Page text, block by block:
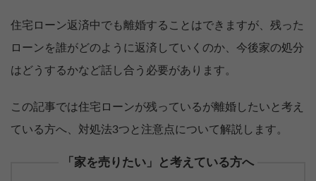
住宅ローン返済中でも離婚することはできますが、残った
ローンを誰がどのように返済していくのか、今後家の処分
はどうするかなど話し合う必要があります。
この記事では住宅ローンが残っているが離婚したいと考え
ている方へ、対処法3つと注意点について解説します。
「家を売りたい」と考えている方へ